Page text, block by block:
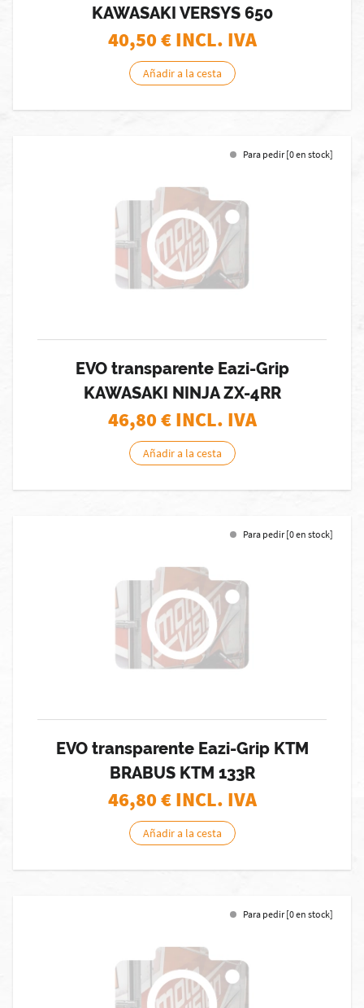
KAWASAKI VERSYS 650
40,50€ INCL. IVA
Añadir a la cesta
Para pedir [0 en stock]
EVO transparente Eazi-Grip
KAWASAKI NINJA ZX-4RR
46,80€ INCL. IVA
Añadir a la cesta
Para pedir [0 en stock]
EVO transparente Eazi-Grip KTM
BRABUS KTM 133R
46,80€ INCL. IVA
Añadir a la cesta
Para pedir [0 en stock]